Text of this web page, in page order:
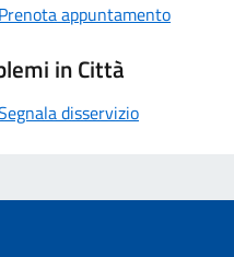
Prenota appuntamento
in Città
disservizio